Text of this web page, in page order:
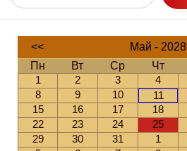
<< Май - 2028
Пн
Вт Ср Чт
1
2 3 4
8
9 10 11
15
16 17 18
22
23 24 25
29
30 31 1